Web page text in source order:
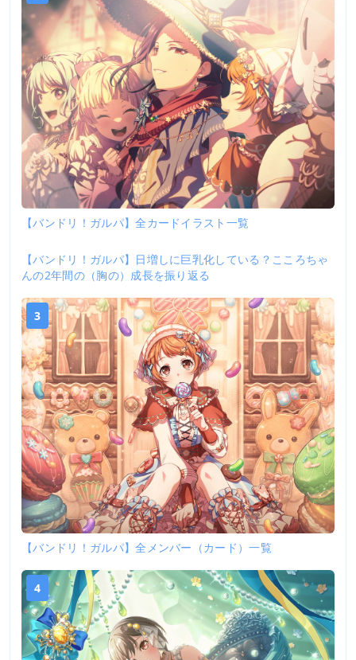
【バンドリ！ガルパ】全カードイラスト一覧
2
【バンドリ！ガルパ】日増しに巨乳化している？こころちゃ
んの2年間の（胸の）成長を振り返る
3
【バンドリ！ガルパ】全メンバー（カード）一覧
4